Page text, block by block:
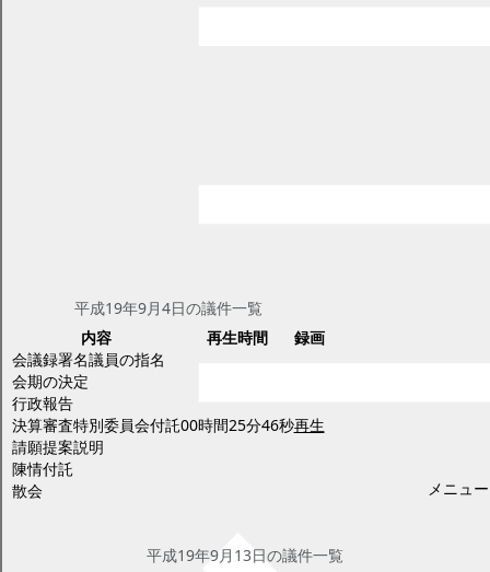
メニュー
平成19年9月4日の議件一覧
内容
再生時間
録画
会議録署名議員の指名
会期の決定
行政報告
決算審査特別委員会付託
請願提案説明
陳情付託
散会
00時間25分46秒再生
平成19年9月13日の議件一覧